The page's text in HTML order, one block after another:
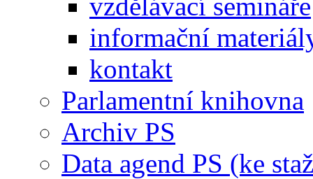
informační
kontakt
Parlamentní knihovna
Archiv PS
Data agend PS (ke